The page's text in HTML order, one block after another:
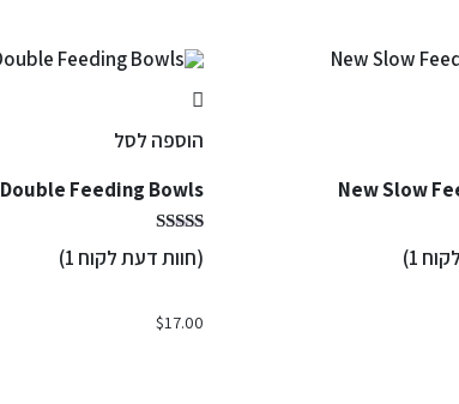
New Slow
1
)
הוספה לסל
Double Feeding Bowls
(חוות דעת לקוח 1
)
$17.00